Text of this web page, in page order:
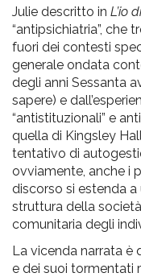
Julie descritto in L’io
“antipsichiatria”, che
fuori dei contesti
generale ondata
degli anni Sessanta
sapere) e
“antistituzionali” e
quella di Kingsley
tentativo di
ovviamente, anche i
discorso si estenda
struttura della
comunitaria degli
La vicenda narrata è
e dei suoi tormentati